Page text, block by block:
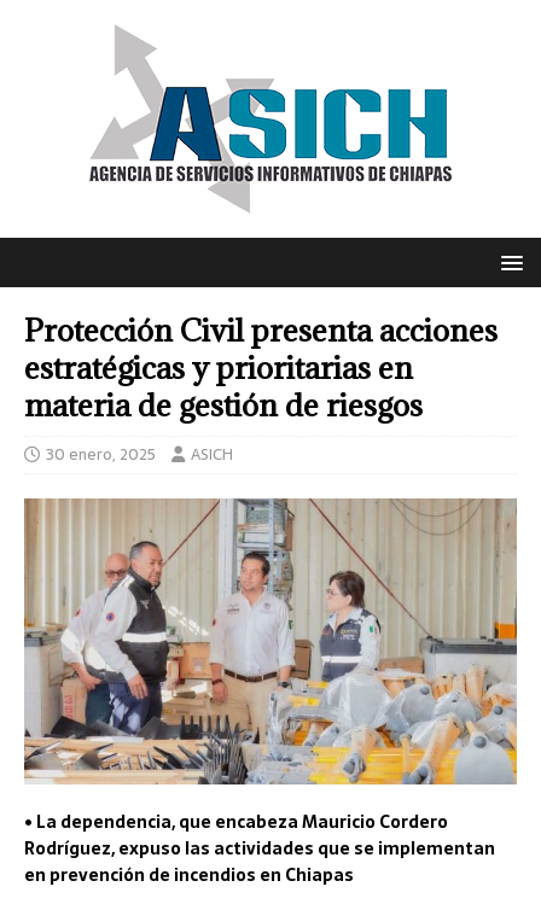
Protección Civil presenta acciones
estratégicas y prioritarias en
materia de gestión de riesgos
30 enero, 2025 ASICH
• La dependencia, que encabeza Mauricio Cordero
Rodríguez, expuso las actividades que se implementan
en prevención de incendios en Chiapas